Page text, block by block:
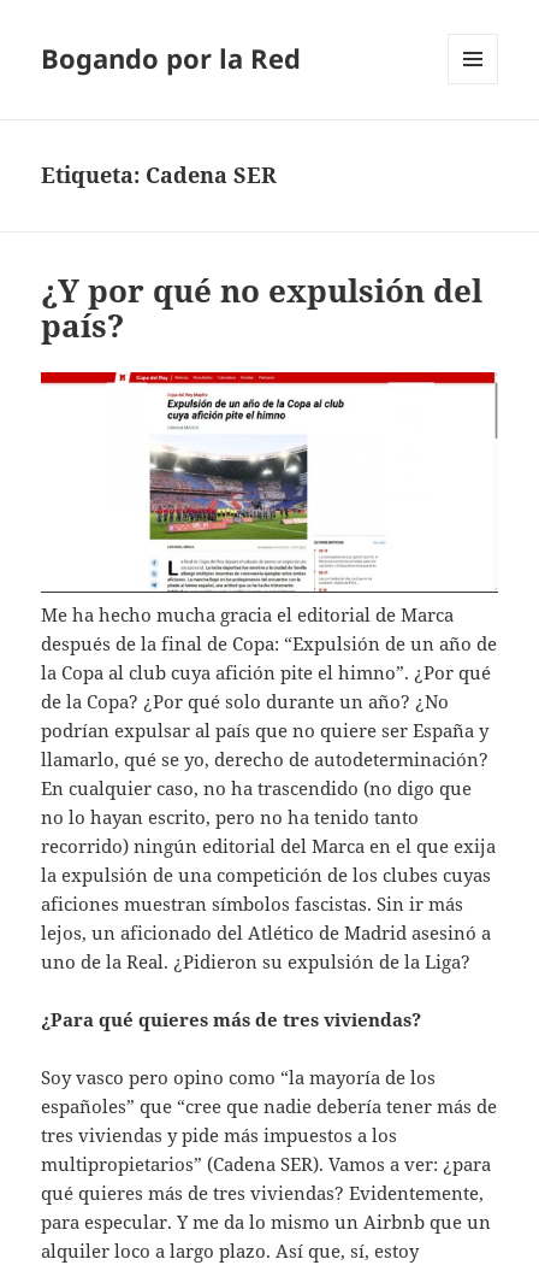
Bogando por la Red
Etiqueta: Cadena SER
¿Y por qué no expulsión del
país?
Me ha hecho mucha gracia el editorial de Marca
después de la final de Copa: “Expulsión de un año de
la Copa al club cuya afición pite el himno”. ¿Por qué
de la Copa? ¿Por qué solo durante un año? ¿No
podrían expulsar al país que no quiere ser España y
llamarlo, qué se yo, derecho de autodeterminación?
En cualquier caso, no ha trascendido (no digo que
no lo hayan escrito, pero no ha tenido tanto
recorrido) ningún editorial del Marca en el que exija
la expulsión de una competición de los clubes cuyas
aficiones muestran símbolos fascistas. Sin ir más
lejos, un aficionado del Atlético de Madrid asesinó a
uno de la Real. ¿Pidieron su expulsión de la Liga?
¿Para qué quieres más de tres viviendas?
Soy vasco pero opino como “la mayoría de los
españoles” que “cree que nadie debería tener más de
tres viviendas y pide más impuestos a los
multipropietarios” (Cadena SER). Vamos a ver: ¿para
qué quieres más de tres viviendas? Evidentemente,
para especular. Y me da lo mismo un Airbnb que un
alquiler loco a largo plazo. Así que, sí, estoy